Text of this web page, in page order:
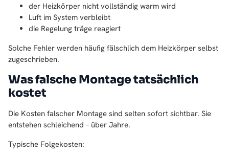
der Heizkörper nicht vollständig warm wird
Luft im System verbleibt
die Regelung träge reagiert
Solche Fehler werden häufig fälschlich dem Heizkörper selbst
zugeschrieben.
Was falsche Montage tatsächlich
kostet
Die Kosten falscher Montage sind selten sofort sichtbar. Sie
entstehen schleichend – über Jahre.
Typische Folgekosten: